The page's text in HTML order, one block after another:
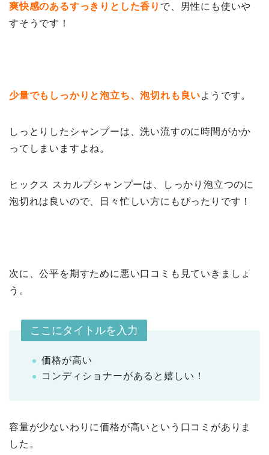
爽快感のあるすっきりとした香り で、男性にも使いや
すそうです！
少量でもしっかりと泡立ち、泡切れも良いようです。
しっとりしたシャンプーは、洗い流すのに時間がかか
ってしまいますよね。
ヒックス スカルプシャンプーは、しっかり泡立つのに
泡切れは良いので、日々忙しい方にもぴったりです！
次に、公平を期すために悪い口コミも見ていきましょ
う。
ここにタイトルを入力
価格が高い
コンディショナーがあると嬉しい！
容量が少ないわりに価格が高いという口コミがありま
した。